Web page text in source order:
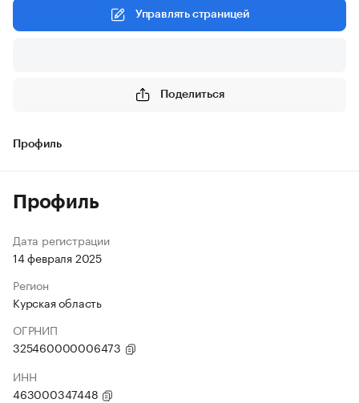
Управлять страницей
Поделиться
Профиль
Профиль
Дата регистрации
14 февраля 2025
Регион
Курская область
ОГРНИП
325460000006473
ИНН
463000347448